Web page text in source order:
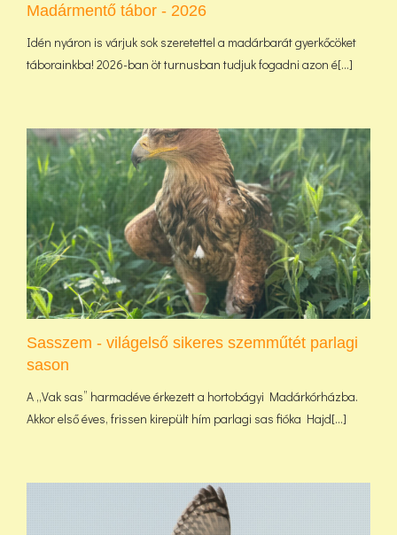
Madármentő tábor - 2026
Idén nyáron is várjuk sok szeretettel a madárbarát gyerkőcöket
táborainkba! 2026-ban öt turnusban tudjuk fogadni azon é[...]
Sasszem - világelső sikeres szemműtét parlagi
sason
A „Vak sas” harmadéve érkezett a hortobágyi Madárkórházba.
Akkor első éves, frissen kirepült hím parlagi sas fióka Hajd[...]